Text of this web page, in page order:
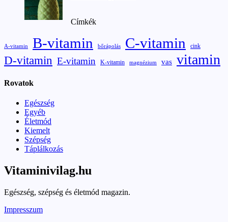
Címkék
A-vitamin B-vitamin bőrápolás C-vitamin cink
D-vitamin E-vitamin K-vitamin magnézium vas vitamin
Rovatok
Egészség
Egyéb
Életmód
Kiemelt
Szépség
Táplálkozás
Vitaminivilag.hu
Egészség, szépség és életmód magazin.
Impresszum